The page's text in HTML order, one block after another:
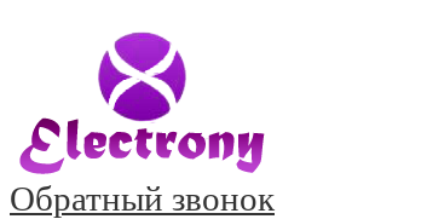
Обратный звонок